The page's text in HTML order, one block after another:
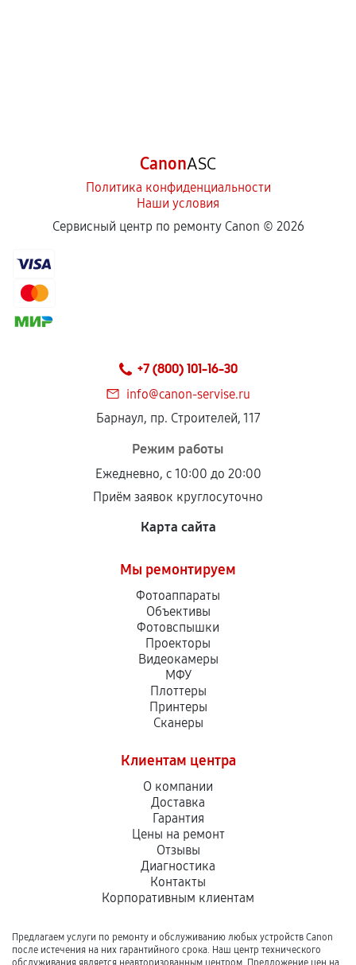
CanonASC
Политика конфиденциальности
Наши условия
Сервисный центр по ремонту Canon © 2026
+7 (800) 101-16-30
info@canon-servise.ru
Барнаул, пр. Строителей, 117
Режим работы
Ежедневно, с 10:00 до 20:00
Приём заявок круглосуточно
Карта сайта
Мы ремонтируем
Фотоаппараты
Объективы
Фотовспышки
Проекторы
Видеокамеры
МФУ
Плоттеры
Принтеры
Сканеры
Клиентам центра
О компании
Доставка
Гарантия
Цены на ремонт
Отзывы
Диагностика
Контакты
Корпоративным клиентам
Предлагаем услуги по ремонту и обслуживанию любых устройств Canon
после истечения на них гарантийного срока. Наш центр технического
обслуживания является неавторизованным центром. Предложение цен на